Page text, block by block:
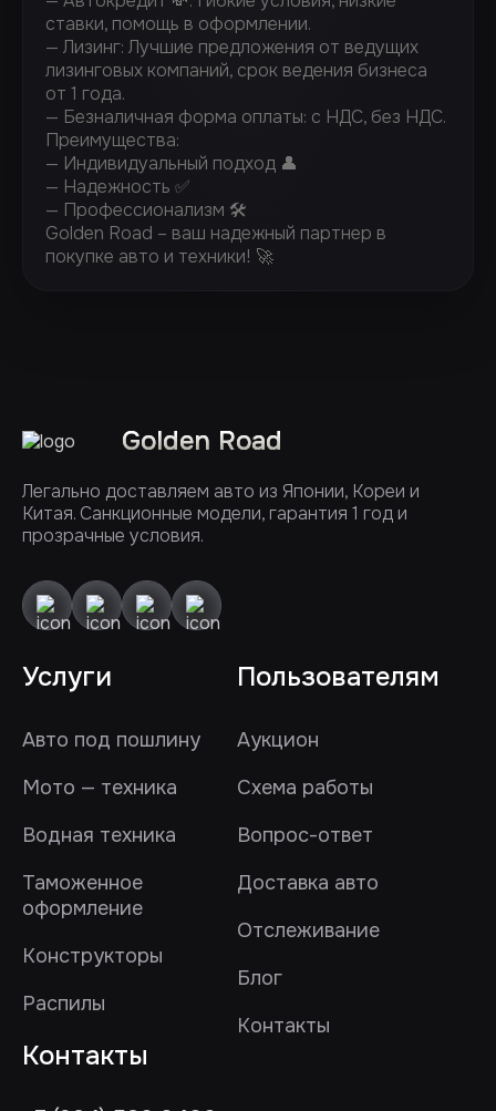
ставки, помощь в оформлении.
— ⁠Лизинг: Лучшие предложения от ведущих
лизинговых компаний, срок ведения бизнеса
от 1 года.
— ⁠Безналичная форма оплаты: с НДС, без НДС.
Преимущества:
— Индивидуальный подход 👤
— Надежность ✅
— Профессионализм 🛠️
Golden Road – ваш надежный партнер в
покупке авто и техники! 🚀
Golden Road
Легально доставляем авто из Японии, Кореи и
Китая. Санкционные модели, гарантия 1 год и
прозрачные условия.
Услуги
Авто под пошлину
Мото — техника
Водная техника
Таможенное
оформление
Конструкторы
Распилы
Пользователям
Аукцион
Схема работы
Вопрос-ответ
Доставка авто
Отслеживание
Блог
Контакты
Контакты